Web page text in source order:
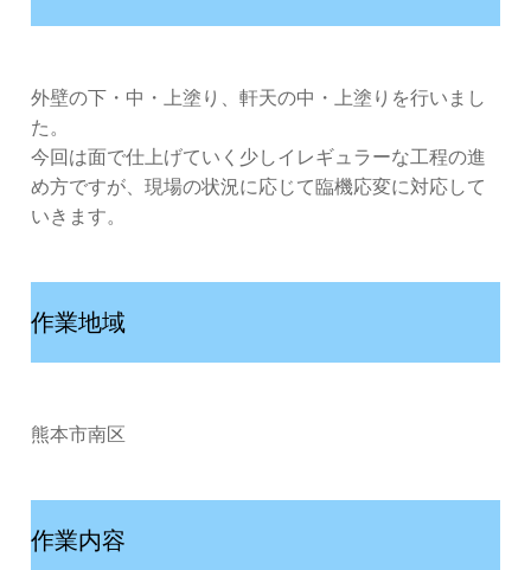
外壁の下・中・上塗り、軒天の中・上塗りを行いまし
た。
今回は面で仕上げていく少しイレギュラーな工程の進
め方ですが、現場の状況に応じて臨機応変に対応して
いきます。
作業地域
熊本市南区
作業内容